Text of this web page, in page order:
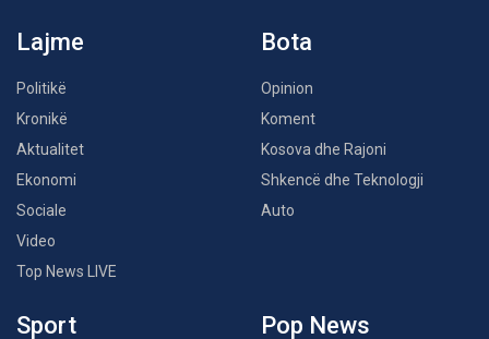
Lajme
Politikë
Kronikë
Aktualitet
Ekonomi
Sociale
Video
Top News LIVE
Bota
Opinion
Koment
Kosova dhe Rajoni
Shkencë dhe Teknologji
Auto
Sport Pop News